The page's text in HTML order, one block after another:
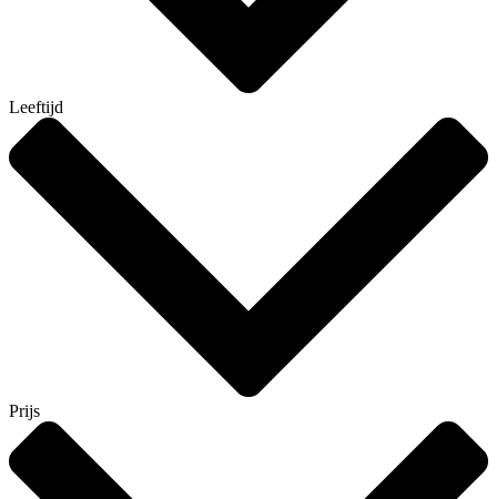
Leeftijd
Prijs